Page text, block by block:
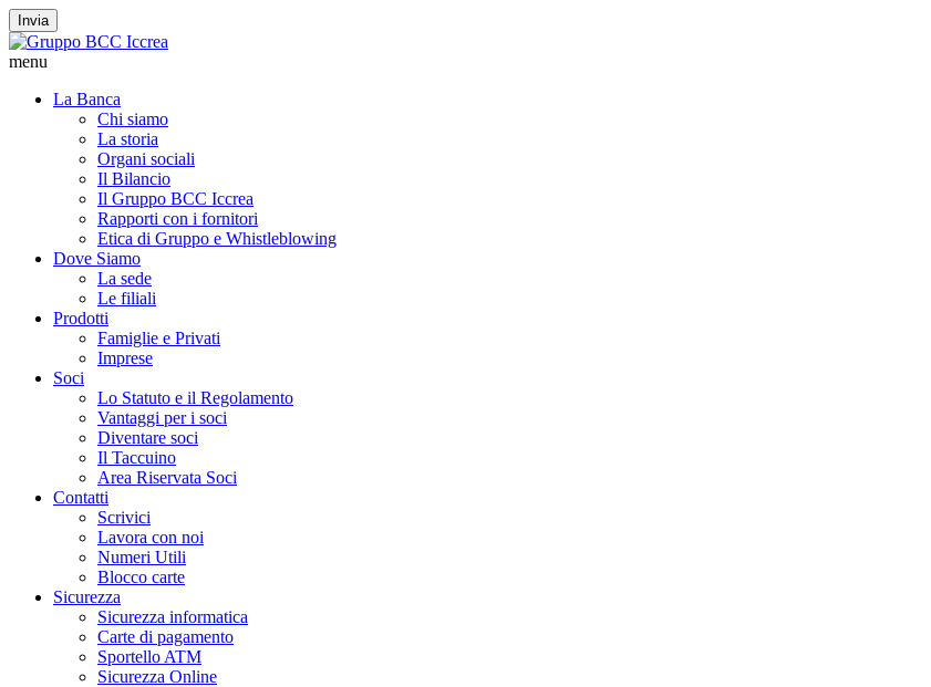
Invia
menu
La Banca
Chi siamo
La storia
Organi sociali
Il Bilancio
Il Gruppo BCC Iccrea
Rapporti con i fornitori
Etica di Gruppo e Whistleblowing
Dove Siamo
La sede
Le filiali
Prodotti
Famiglie e Privati
Imprese
Soci
Lo Statuto e il Regolamento
Vantaggi per i soci
Diventare soci
Il Taccuino
Area Riservata Soci
Contatti
Scrivici
Lavora con noi
Numeri Utili
Blocco carte
Sicurezza
Sicurezza informatica
Carte di pagamento
Sportello ATM
Sicurezza Online